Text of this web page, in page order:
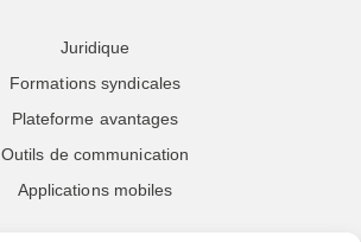
Juridique
Formations syndicales
Plateforme avantages
Outils de communication
Applications mobiles